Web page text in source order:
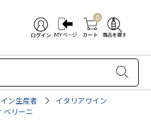
0
ン生産者
イタリアワイン
ベリーニ